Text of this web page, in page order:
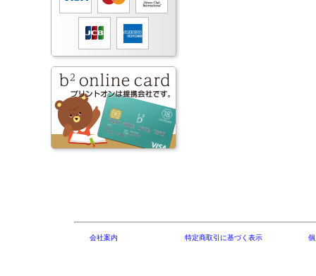
会社案内 特定商取引に基づく表示